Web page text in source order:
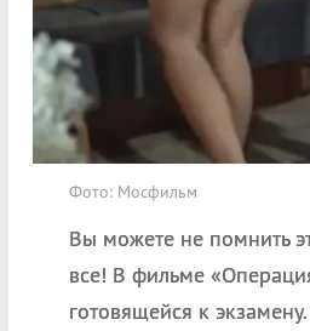
Фото: Мосфильм
Вы можете не помнить
все! В фильме
готовящейся к